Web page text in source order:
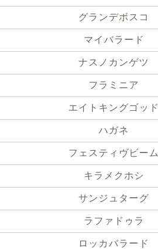
グランデボスコ
マイバラード
ナスノカンゲツ
フラミニア
エイトキングゴッド
ハガネ
フェスティヴビーム
キラメクホシ
サンジュターグ
ラファドゥラ
ロッカバラード